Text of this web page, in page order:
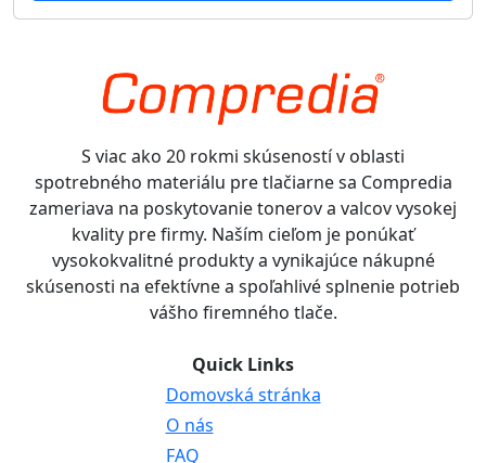
S viac ako 20 rokmi skúseností v oblasti
spotrebného materiálu pre tlačiarne sa Compredia
zameriava na poskytovanie tonerov a valcov vysokej
kvality pre firmy. Naším cieľom je ponúkať
vysokokvalitné produkty a vynikajúce nákupné
skúsenosti na efektívne a spoľahlivé splnenie potrieb
vášho firemného tlače.
Quick Links
Domovská stránka
O nás
FAQ